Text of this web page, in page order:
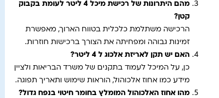
מהם היתרונות של רכישת מיכל 4 ליטר לעומת בקבוק
קטן ?
הרכישה משתלמת כלכלית בטווח הארוך, מאפשרת
זמינות גבוהה ומפחיתה את הצורך ברכישות חוזרות.
האם יש תקן לאריזת אלכוג ל 4 ליטר
?
כן, על המיכל לעמוד בתקנים של משרד הבריאות ולציין
מידע כמו אחוז אלכוהול, הוראות שימוש ותאריך תפוגה.
מהו אחוז האלכוהול המומלץ בחומר חיטוי בנפח גדול?